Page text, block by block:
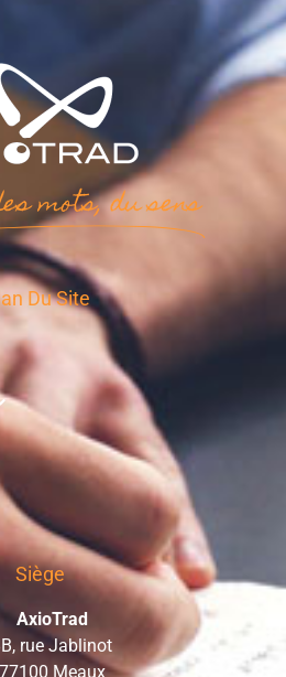
mots, du sens
Du Site
Siège
AxioTrad
rue Jablinot
77100 Meaux